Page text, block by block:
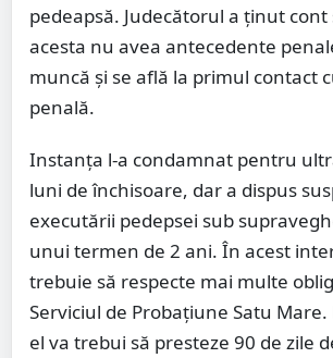
pedeapsă. Judecătorul a ținut cont
acesta nu avea antecedente
muncă și se află la primul contact
penală.
Instanța l-a condamnat pentru
luni de închisoare, dar a dispus
executării pedepsei sub
unui termen de 2 ani. În acest
trebuie să respecte mai multe
Serviciul de Probațiune Satu
el va trebui să presteze 90 de zile